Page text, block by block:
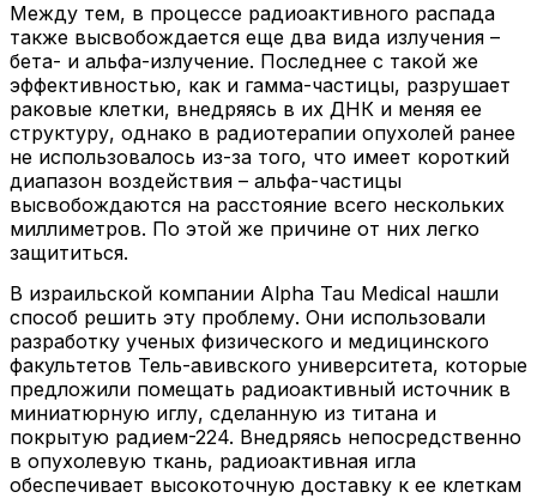
Между тем, в процессе радиоактивного распада
также высвобождается еще два вида излучения –
бета- и альфа-излучение. Последнее с такой же
эффективностью, как и гамма-частицы, разрушает
раковые клетки, внедряясь в их ДНК и меняя ее
структуру, однако в радиотерапии опухолей ранее
не использовалось из-за того, что имеет короткий
диапазон воздействия – альфа-частицы
высвобождаются на расстояние всего нескольких
миллиметров. По этой же причине от них легко
защититься.
В израильской компании Alpha Tau Medical нашли
способ решить эту проблему. Они использовали
разработку ученых физического и медицинского
факультетов Тель-авивского университета, которые
предложили помещать радиоактивный источник в
миниатюрную иглу, сделанную из титана и
покрытую радием-224. Внедряясь непосредственно
в опухолевую ткань, радиоактивная игла
обеспечивает высокоточную доставку к ее клеткам